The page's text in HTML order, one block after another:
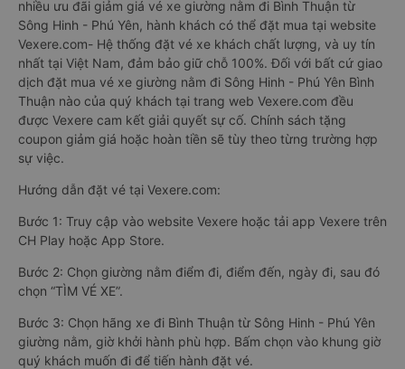
nhiều ưu đãi giảm giá vé xe giường nằm đi Bình Thuận từ
Sông Hinh - Phú Yên, hành khách có thể đặt mua tại website
Vexere.com- Hệ thống đặt vé xe khách chất lượng, và uy tín
nhất tại Việt Nam, đảm bảo giữ chỗ 100%. Đối với bất cứ giao
dịch đặt mua vé xe giường nằm đi Sông Hinh - Phú Yên Bình
Thuận nào của quý khách tại trang web Vexere.com đều
được Vexere cam kết giải quyết sự cố. Chính sách tặng
coupon giảm giá hoặc hoàn tiền sẽ tùy theo từng trường hợp
sự việc.
Hướng dẫn đặt vé tại Vexere.com:
Bước 1: Truy cập vào website Vexere hoặc tải app Vexere trên
CH Play hoặc App Store.
Bước 2: Chọn giường nằm điểm đi, điểm đến, ngày đi, sau đó
chọn “TÌM VÉ XE”.
Bước 3: Chọn hãng xe đi Bình Thuận từ Sông Hinh - Phú Yên
giường nằm, giờ khởi hành phù hợp. Bấm chọn vào khung giờ
quý khách muốn đi để tiến hành đặt vé.